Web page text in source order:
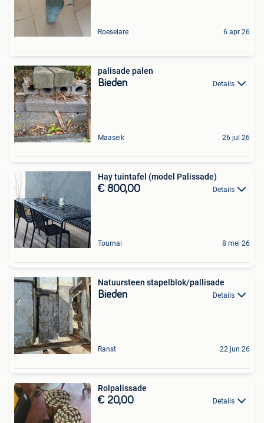
Roeselare 6 apr 26
palisade palen
Bieden Details
Maaseik 26 jul 26
Hay tuintafel (model Palissade)
€ 800,00 Details
Tournai 8 mei 26
Natuursteen stapelblok/pallisade
Bieden Details
Ranst 22 jun 26
Rolpalissade
€ 20,00 Details